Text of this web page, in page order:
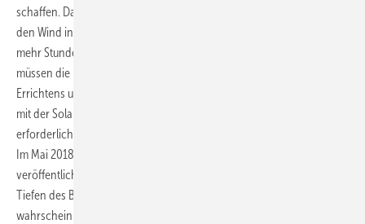
schaffen. Da muß noch eine disruptive Innovation her. Wir müssen
den Wind in größeren Höhen als 200 m, mit größeren Rotoren, mit
mehr Stunden pro Tag und mit Antrieben im Turmfuß schaffen,
müssen die neuen, drehbaren Türme mit neuen Verfahren des
Errichtens und des Service absichern, dann schaffen wir gemeinsam
mit der Solartechnik die Anforderungen an "grüner Energie" im
erforderlichen Maße.
Im Mai 2018 wurde das Schutzrecht zum drehbaren Turm
veröffentlicht. Mit dem Drahtseil - wie über dem Förderturm in die
Tiefen des Berges - ließ es die erreichbare Lebensdauer nicht zu ;
wahrscheinlich auch heute noch nicht. Mit einem modernen